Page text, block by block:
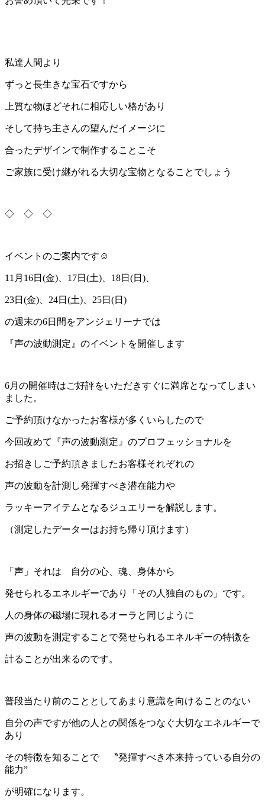
私達人間より
ずっと長生きな宝石ですから
上質な物ほどそれに相応しい格があり
そして持ち主さんの望んだイメージに
合ったデザインで制作することこそ
ご家族に受け継がれる大切な宝物となることでしょう
◇ ◇ ◇
イベントのご案内です☺
11月16日(金)、17日(土)、18日(日)、
23日(金)、24日(土)、25日(日)
の週末の6日間をアンジェリーナでは
『声の波動測定』のイベントを開催します
6月の開催時はご好評をいただきすぐに満席となってしまい
ました。
ご予約頂けなかったお客様が多くいらしたので
今回改めて『声の波動測定』のプロフェッショナルを
お招きしご予約頂きましたお客様それぞれの
声の波動を計測し発揮すべき潜在能力や
ラッキーアイテムとなるジュエリーを解説します。
（測定したデーターはお持ち帰り頂けます）
「声」それは 自分の心、魂、身体から
発せられるエネルギーであり「その人独自のもの」です。
人の身体の磁場に現れるオーラと同じように
声の波動を測定することで発せられるエネルギーの特徴を
計ることが出来るのです。
普段当たり前のこととしてあまり意識を向けることのない
自分の声ですが他の人との関係をつなぐ大切なエネルギーで
あり
その特徴を知ることで 〝発揮すべき本来持っている自分の
能力”
が明確になります。